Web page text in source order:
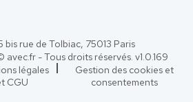
bis rue de Tolbiac, 75013 Paris
avec.fr - Tous droits réservés. v1.0.169
légales
CGU
Gestion des cookies et
consentements